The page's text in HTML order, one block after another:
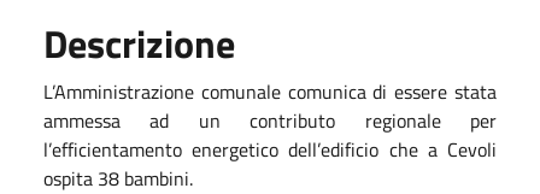
Descrizione
L’Amministrazione comunale comunica di essere stata
ammessa ad un contributo regionale per
l’efficientamento energetico dell’edificio che a Cevoli
ospita 38 bambini.